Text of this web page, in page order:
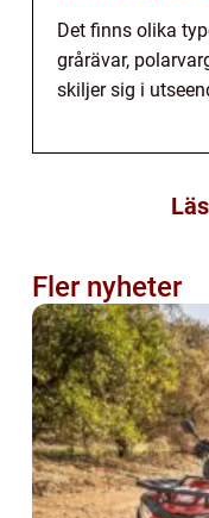
Det finns olika
grårävar,
skiljer sig i
Fler nyheter